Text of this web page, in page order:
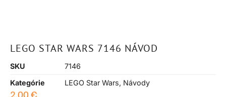
LEGO STAR WARS 7146 NÁVOD
SKU
7146
Kategórie
LEGO Star Wars, Návody
2,00 €